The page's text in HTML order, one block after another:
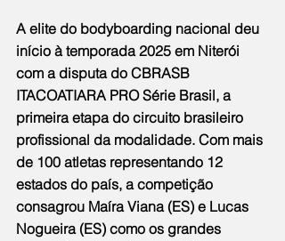
A elite do bodyboarding nacional deu
início à temporada 2025 em Niterói
com a disputa do CBRASB
ITACOATIARA PRO Série Brasil, a
primeira etapa do circuito brasileiro
profissional da modalidade. Com mais
de 100 atletas representando 12
estados do país, a competição
consagrou Maíra Viana (ES) e Lucas
Nogueira (ES) como os grandes